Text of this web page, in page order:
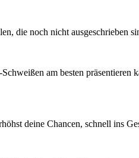
die noch nicht ausgeschrieben
am besten präsentieren
deine Chancen, schnell ins